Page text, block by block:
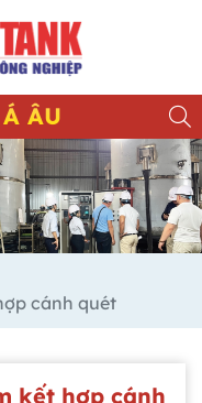
ÂU
cánh quét
kết hợp cánh